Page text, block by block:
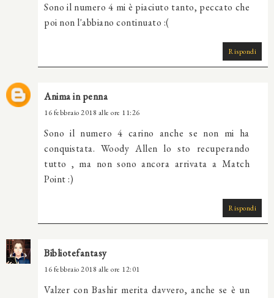
Sono il numero 4 mi è piaciuto tanto, peccato che
poi non l'abbiano continuato :(
Rispondi
Anima in penna
16 febbraio 2018 alle ore 11:26
Sono il numero 4 carino anche se non mi ha
conquistata. Woody Allen lo sto recuperando
tutto , ma non sono ancora arrivata a Match
Point :)
Rispondi
Bibliotefantasy
16 febbraio 2018 alle ore 12:01
Valzer con Bashir merita davvero, anche se è un